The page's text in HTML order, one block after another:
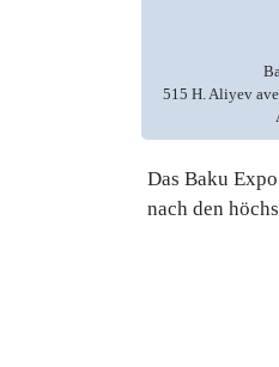
515 H. Aliyev
Das Baku
nach den